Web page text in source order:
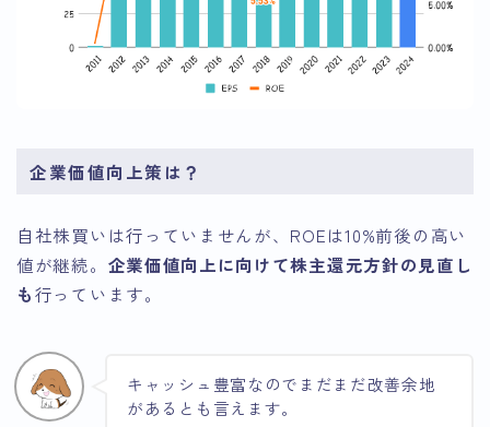
企業価値向上策は？
自社株買いは行っていませんが、ROEは10%前後の高い
値が継続。 企業価値向上に向けて株主還元方針の見直し
も行っています。
キャッシュ豊富なのでまだまだ改善余地
があるとも言えます。